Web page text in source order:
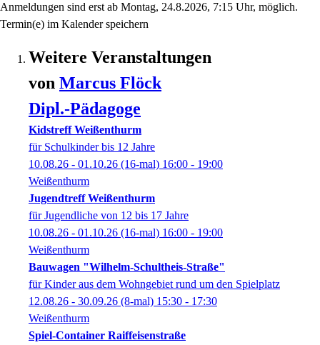
Anmeldungen sind erst ab Montag, 24.8.2026, 7:15 Uhr, möglich.
Termin(e) im Kalender speichern
Weitere Veranstaltungen
von Marcus Flöck
Dipl.-Pädagoge
Kidstreff Weißenthurm
für Schulkinder bis 12 Jahre
10.08.26 - 01.10.26 (16-mal) 16:00 - 19:00
Weißenthurm
Jugendtreff Weißenthurm
für Jugendliche von 12 bis 17 Jahre
10.08.26 - 01.10.26 (16-mal) 16:00 - 19:00
Weißenthurm
Bauwagen "Wilhelm-Schultheis-Straße"
für Kinder aus dem Wohngebiet rund um den Spielplatz
12.08.26 - 30.09.26 (8-mal) 15:30 - 17:30
Weißenthurm
Spiel-Container Raiffeisenstraße